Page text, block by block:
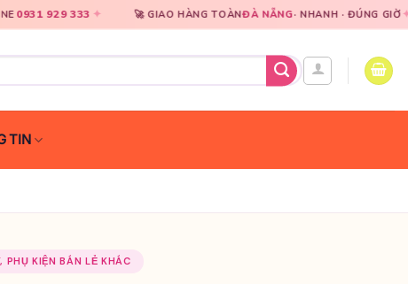
✦ 🚀 GIAO HÀNG TOÀNĐÀ NẴNG· NHANH · ĐÚNG GIỜ✦ 🎀
TIN
KIỆN BÁN LẺ KHÁC